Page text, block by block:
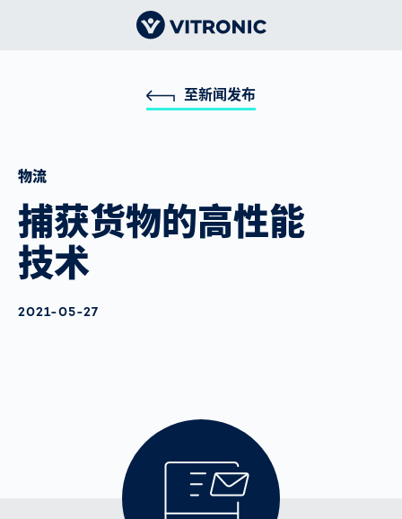
至新闻发布
物流
捕获货物的高性能
技术
AKTUALISIERT AM:
2021-05-27